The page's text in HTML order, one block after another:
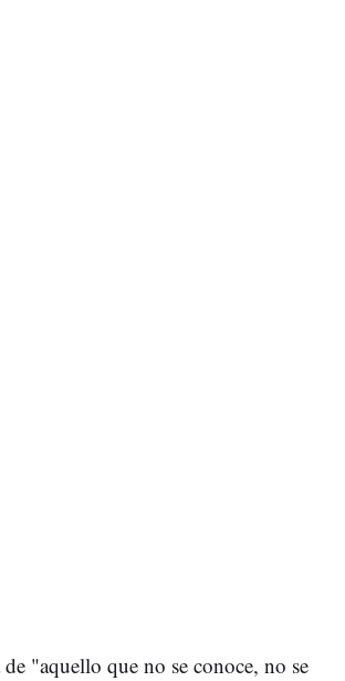
"aquello que no se conoce, no se